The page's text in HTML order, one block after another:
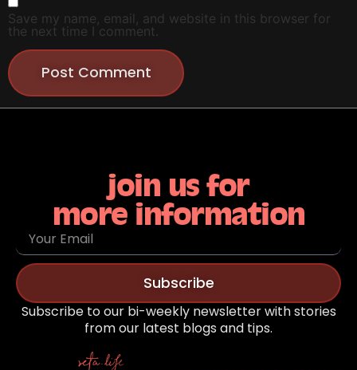
Save my name, email, and website in this browser for
the next time I comment.
join us for
more information
Subscribe
Subscribe to our bi-weekly newsletter with stories
from our latest blogs and tips.